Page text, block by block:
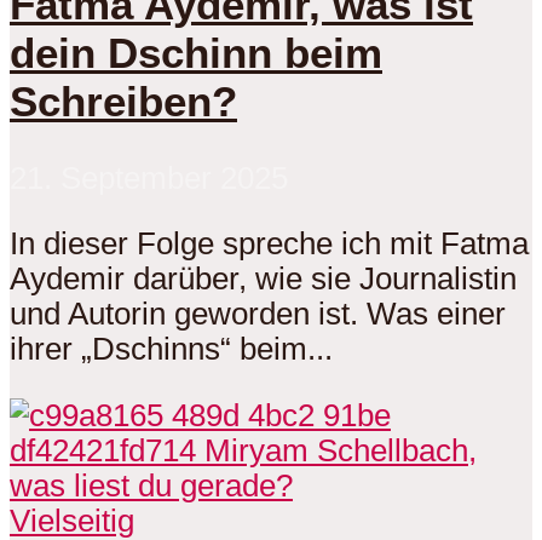
dein Dschinn beim
Schreiben?
In dieser Folge spreche ich mit Fatma
Aydemir darüber, wie sie Journalistin
und Autorin geworden ist. Was einer
ihrer „Dschinns“ beim...
Vielseitig